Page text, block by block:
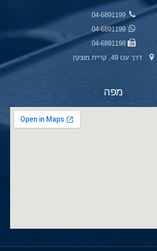
04-6891199
04-6891199
04-6891198
דרך עכו 49, קריית מוצקין
מפה